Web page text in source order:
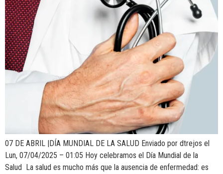
07 DE ABRIL |DÍA MUNDIAL DE LA SALUD Enviado por dtrejos el
Lun, 07/04/2025 – 01:05 Hoy celebramos el Día Mundial de la
Salud La salud es mucho más que la ausencia de enfermedad: es